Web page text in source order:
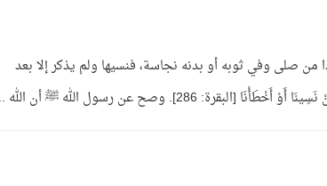
صلى وفي ثوبه أو بدنه نجاسة، فنسيها ولم يذكر إلا بعد
وصح عن رسول الله ﷺ أن الله ...